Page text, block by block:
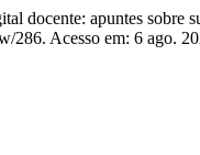
apuntes sobre
286. Acesso em: 6 ago.